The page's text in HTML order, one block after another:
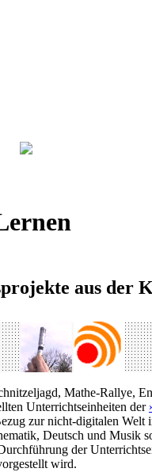
aus der
Mathe-Rallye,
Unterrichtseinheiten der
zur nicht-digitalen
Deutsch und Musik
der
wird.